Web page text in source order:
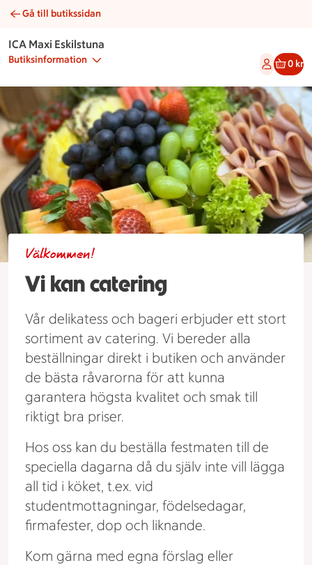
Beställ din catering hos ICA Maxi Eskilstuna i Eskilstuna
Gå till butikssidan
ICA Maxi Eskilstuna
Butiksinformation 0 kr
Välkommen!
Vi kan catering
Vår delikatess och bageri erbjuder ett stort
sortiment av catering. Vi bereder alla
beställningar direkt i butiken och använder
de bästa råvarorna för att kunna
garantera högsta kvalitet och smak till
riktigt bra priser.
Hos oss kan du beställa festmaten till de
speciella dagarna då du själv inte vill lägga
all tid i köket, t.ex. vid
studentmottagningar, födelsedagar,
firmafester, dop och liknande.
Kom gärna med egna förslag eller